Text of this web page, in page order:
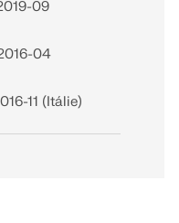
09
04
11 (Itálie)